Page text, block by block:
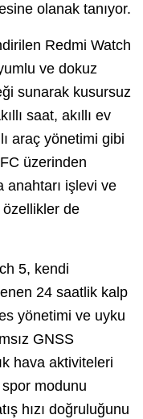
olanak tanıyor.
Redmi Watch
ve dokuz
sunarak kusursuz
saat, akıllı ev
araç yönetimi gibi
üzerinden
anahtarı işlevi ve
özellikler de
5, kendi
24 saatlik kalp
yönetimi ve uyku
GNSS
hava aktiviteleri
modunu
hızı doğruluğunu